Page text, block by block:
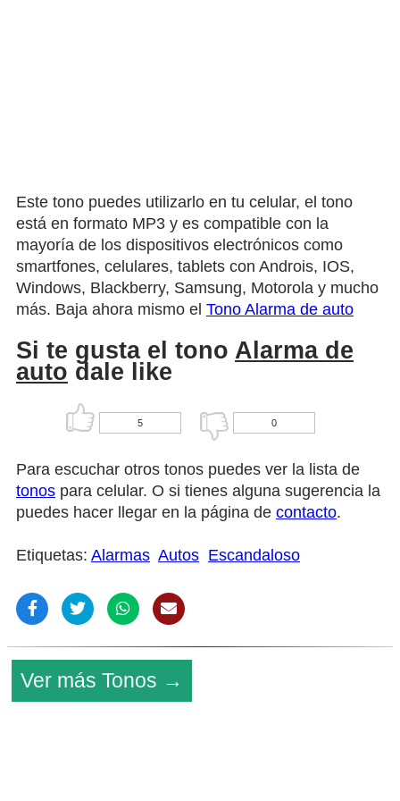
Este tono puedes utilizarlo en tu celular, el tono
está en formato MP3 y es compatible con la
mayoría de los dispositivos electrónicos como
smartfones, celulares, tablets con Androis, IOS,
Windows, Blackberry, Samsung, Motorola y mucho
más. Baja ahora mismo el Tono Alarma de auto
Si te gusta el tono Alarma de
auto dale like
5 0
Para escuchar otros tonos puedes ver la lista de
tonos para celular. O si tienes alguna sugerencia la
puedes hacer llegar en la página de contacto.
Etiquetas: Alarmas Autos Escandaloso
Ver más Tonos →